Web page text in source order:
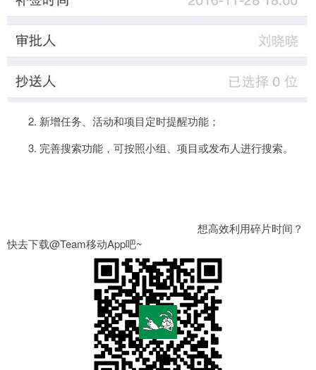
2. 新增任务、活动和项目定时提醒功能；
3. 完善搜索功能，可按照小组、项目或发布人进行搜索。
想高效利用碎片时间？
快去下载@Team移动App吧~